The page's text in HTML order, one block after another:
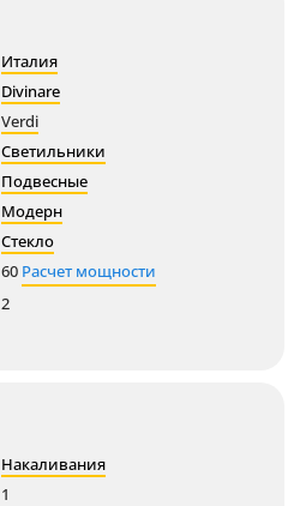
Италия
Divinare
Verdi
Светильники
Подвесные
Модерн
Стекло
60 Расчет мощности
2
Накаливания
1